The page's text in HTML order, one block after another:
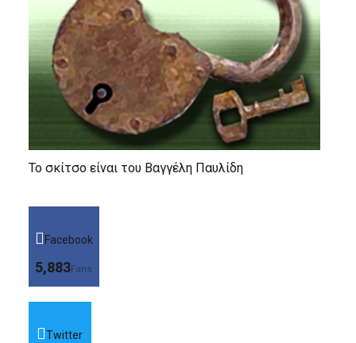
Το σκίτσο είναι του Βαγγέλη Παυλίδη
Facebook
5,883Fans
Twitter